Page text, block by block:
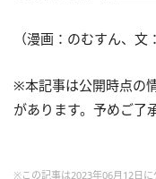
（漫画：のむすん、文
※本記事は公開時点の
があります。予めご了
※この記事は2023年06月12日